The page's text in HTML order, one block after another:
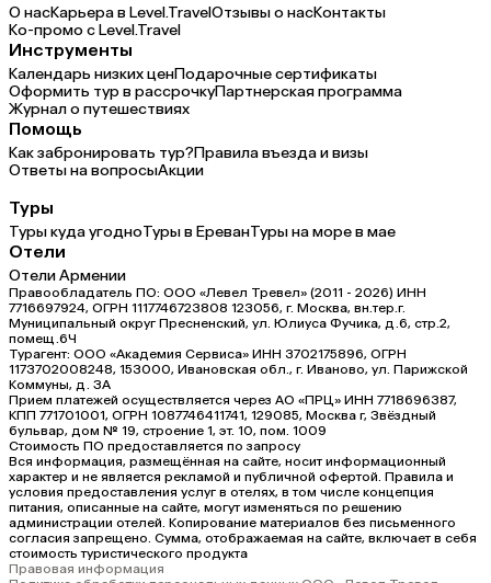
О насКарьера в Level.TravelОтзывы о насКонтакты
Ко-промо с Level.Travel
Инструменты
Календарь низких ценПодарочные сертификаты
Оформить тур в рассрочкуПартнерская программа
Журнал о путешествиях
Помощь
Как забронировать тур?Правила въезда и визы
Ответы на вопросыАкции
Туры
Туры куда угодноТуры в ЕреванТуры на море в мае
Отели
Отели Армении
Правообладатель ПО: ООО «Левел Тревел» (2011 - 2026) ИНН
7716697924, ОГРН 1117746723808 123056, г. Москва, вн.тер.г.
Муниципальный округ Пресненский, ул. Юлиуса Фучика, д.6, стр.2,
помещ.6Ч
Турагент: ООО «Академия Сервиса» ИНН 3702175896, ОГРН
1173702008248, 153000, Ивановская обл., г. Иваново, ул. Парижской
Коммуны, д. ЗА
Прием платежей осуществляется через АО «ПРЦ» ИНН 7718696387,
КПП 771701001, ОГРН 1087746411741, 129085, Москва г, Звёздный
бульвар, дом № 19, строение 1, эт. 10, пом. 1009
Стоимость ПО предоставляется по запросу
Вся информация, размещённая на сайте, носит информационный
характер и не является рекламой и публичной офертой. Правила и
условия предоставления услуг в отелях, в том числе концепция
питания, описанные на сайте, могут изменяться по решению
администрации отелей. Копирование материалов без письменного
согласия запрещено. Сумма, отображаемая на сайте, включает в себя
стоимость туристического продукта
Правовая информация